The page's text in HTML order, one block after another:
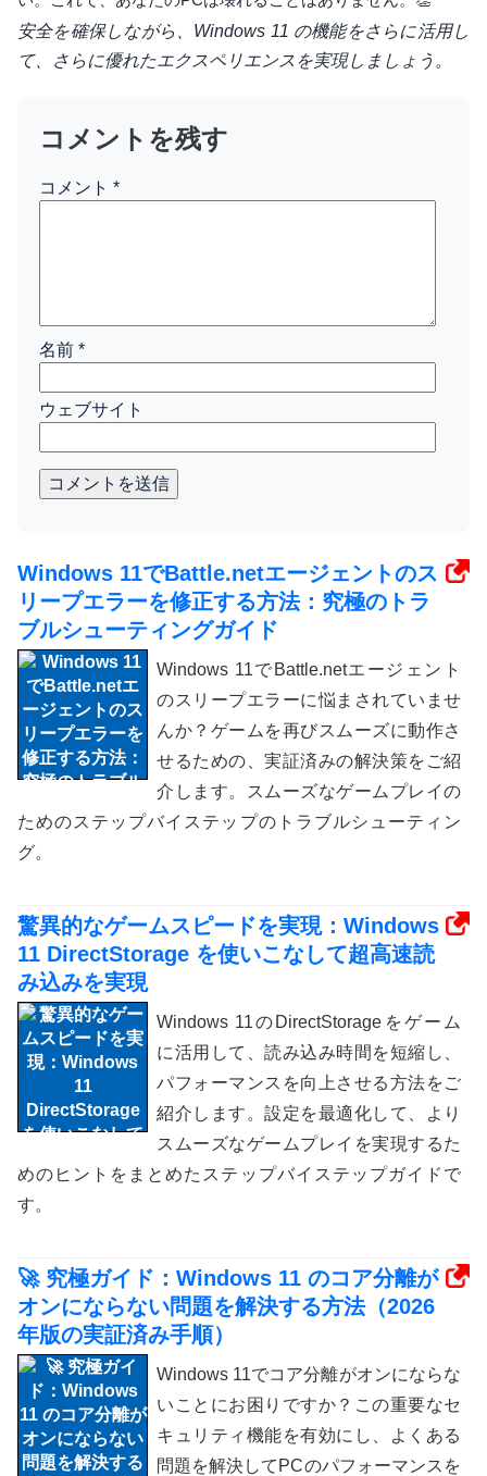
安全を確保しながら、Windows 11 の機能をさらに活用し
て、さらに優れたエクスペリエンスを実現しましょう。
コメントを残す
コメント *
名前 *
ウェブサイト
コメントを送信
Windows 11でBattle.netエージェントのス
リープエラーを修正する方法：究極のトラ
ブルシューティングガイド
Windows 11でBattle.netエージェント
のスリープエラーに悩まされていませ
んか？ゲームを再びスムーズに動作さ
せるための、実証済みの解決策をご紹
介します。スムーズなゲームプレイの
ためのステップバイステップのトラブルシューティン
グ。
驚異的なゲームスピードを実現：Windows
11 DirectStorage を使いこなして超高速読
み込みを実現
Windows 11のDirectStorageをゲーム
に活用して、読み込み時間を短縮し、
パフォーマンスを向上させる方法をご
紹介します。設定を最適化して、より
スムーズなゲームプレイを実現するた
めのヒントをまとめたステップバイステップガイドで
す。
🚀 究極ガイド：Windows 11 のコア分離が
オンにならない問題を解決する方法（2026
年版の実証済み手順）
Windows 11でコア分離がオンにならな
いことにお困りですか？この重要なセ
キュリティ機能を有効にし、よくある
問題を解決してPCのパフォーマンスを